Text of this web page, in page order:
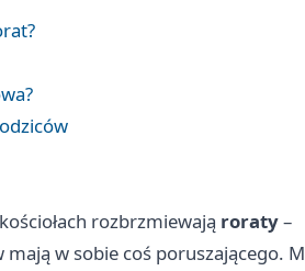
rozbrzmiewają roraty–
w sobie coś poruszającego.